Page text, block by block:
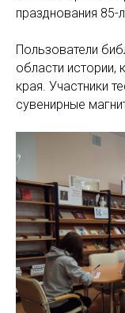
празднования 85-
Пользователи
области истории,
края. Участники
сувенирные